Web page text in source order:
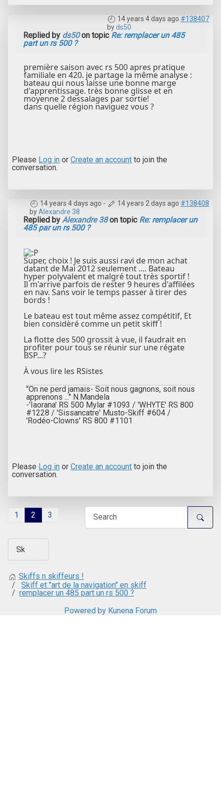
14 years 4 days ago #138407
byds50
Replied by ds50on topic Re: remplacer un 485
part un rs 500 ?
première saison avec rs 500 apres pratique
familiale en 420. je partage la même analyse :
bateau qui nous laisse une bonne marge
d'apprentissage. très bonne glisse et en
moyenne 2 dessalages par sortie!
dans quelle région naviguez vous ?
Please Log in or Create an account to join the
conversation.
14 years 4 days ago - 14 years 2 days ago #138408
byAlexandre 38
Replied by Alexandre 38on topic Re: remplacer un
485 par un rs 500 ?
Super, choix ! Je suis aussi ravi de mon achat
datant de Mai 2012 seulement .... Bateau
hyper polyvalent et malgré tout très sportif !
Il m'arrive parfois de rester 9 heures d'affilées
en nav. Sans voir le temps passer à tirer des
bords !
Le bateau est tout même assez compétitif, Et
bien considèré comme un petit skiff !
La flotte des 500 grossit à vue, il faudrait en
profiter pour tous se réunir sur une régate
BSP...?
À vous lire les RSistes
"On ne perd jamais- Soit nous gagnons, soit nous
apprenons ..." N.Mandela
-'Iaorana' RS 500 Mylar #1093 / 'WHYTE' RS 800
#1228 / 'Sissancatre' Musto-Skiff #604 /
'Rodéo-Clowns' RS 800 #1101
Please Log in or Create an account to join the
conversation.
1 2 3
Skiffs n skiffeurs !
Skiff et "art de la navigation" en skiff
remplacer un 485 part un rs 500 ?
Powered by Kunena Forum